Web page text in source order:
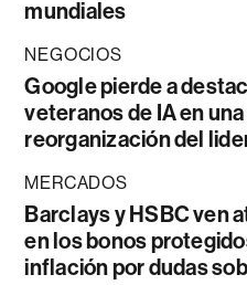
mundiales
NEGOCIOS
Google pierde a
veteranos de IA en
reorganización del
MERCADOS
Barclays y HSBC ven
en los bonos
inflación por dudas